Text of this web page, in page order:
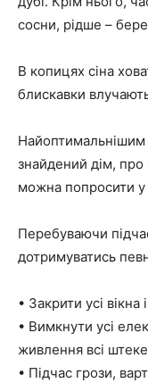
сосни, рідше –
В копицях сіна
блискавки
Найоптимальнішим
знайдений дім, про
можна попросити у
Перебуваючи
дотримуватись
• Закрити усі вікна
• Вимкнути усі
живлення всі
• Підчас грози,